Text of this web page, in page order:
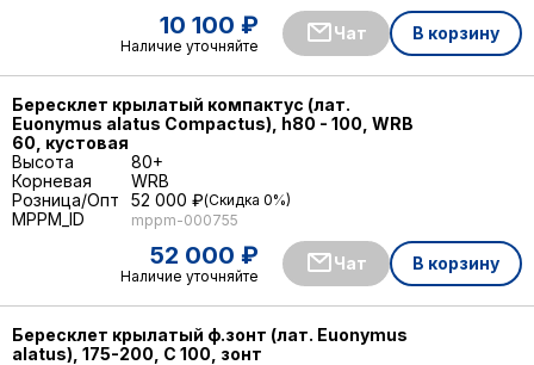
10 100 ₽
Наличие уточняйте
Чат В корзину
Бересклет крылатый компактус (лат.
Euonymus alatus Compactus), h80 - 100, WRB
60, кустовая
Высота
80+
Корневая
WRB
Розница/Опт
52 000 ₽ Скидка 0%
52 000 ₽
Наличие уточняйте
Чат В корзину
MPPM_ID mppm-000755
Бересклет крылатый ф.зонт (лат. Euonymus
alatus), 175-200, С 100, зонт